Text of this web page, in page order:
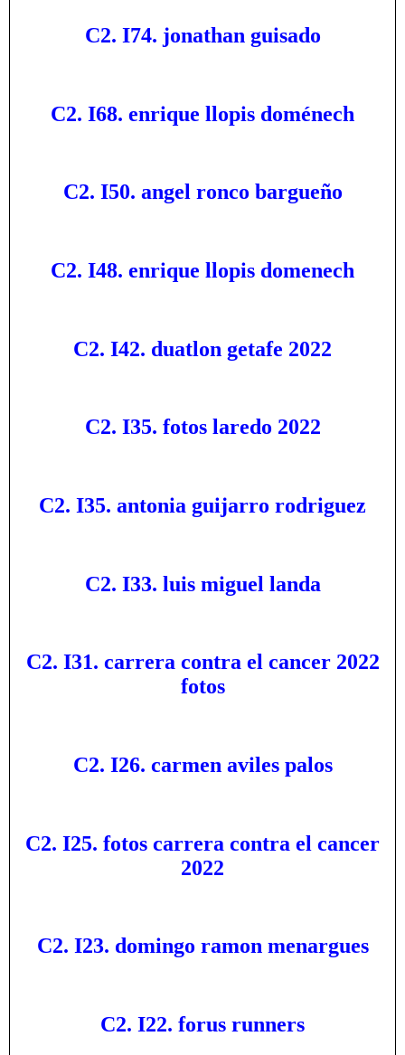
C2. I74. jonathan guisado
C2. I68. enrique llopis doménech
C2. I50. angel ronco bargueño
C2. I48. enrique llopis domenech
C2. I42. duatlon getafe 2022
C2. I35. fotos laredo 2022
C2. I35. antonia guijarro rodriguez
C2. I33. luis miguel landa
C2. I31. carrera contra el cancer 2022
fotos
C2. I26. carmen aviles palos
C2. I25. fotos carrera contra el cancer
2022
C2. I23. domingo ramon menargues
C2. I22. forus runners